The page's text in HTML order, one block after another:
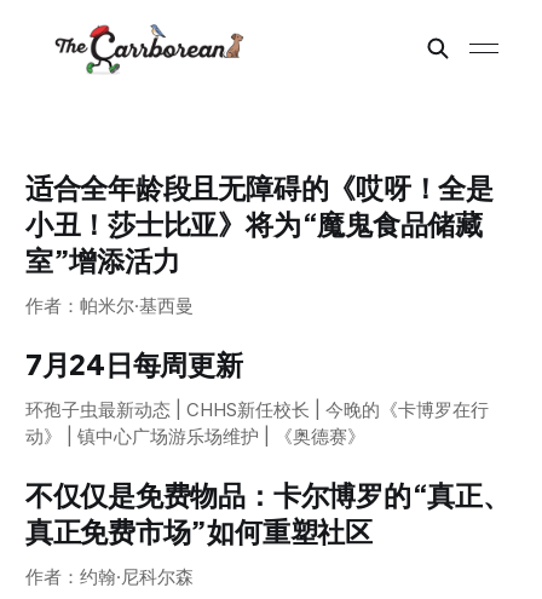
适合全年龄段且无障碍的《哎呀！全是
小丑！莎士比亚》将为“魔鬼食品储藏
室”增添活力
作者：帕米尔·基西曼
7月24日每周更新
环孢子虫最新动态 | CHHS新任校长 | 今晚的《卡博罗在行
动》 | 镇中心广场游乐场维护 | 《奥德赛》
不仅仅是免费物品：卡尔博罗的“真正、
真正免费市场”如何重塑社区
作者：约翰·尼科尔森